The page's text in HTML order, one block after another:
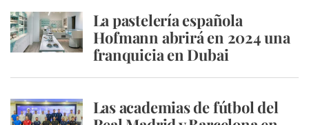
La pastelería española
Hofmann abrirá en 2024 una
franquicia en Dubai
Las academias de fútbol del